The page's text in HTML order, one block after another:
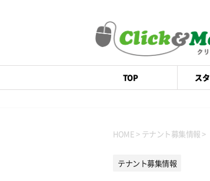
TOP ス
HOME > テナント募集情報 >
テナント募集情報